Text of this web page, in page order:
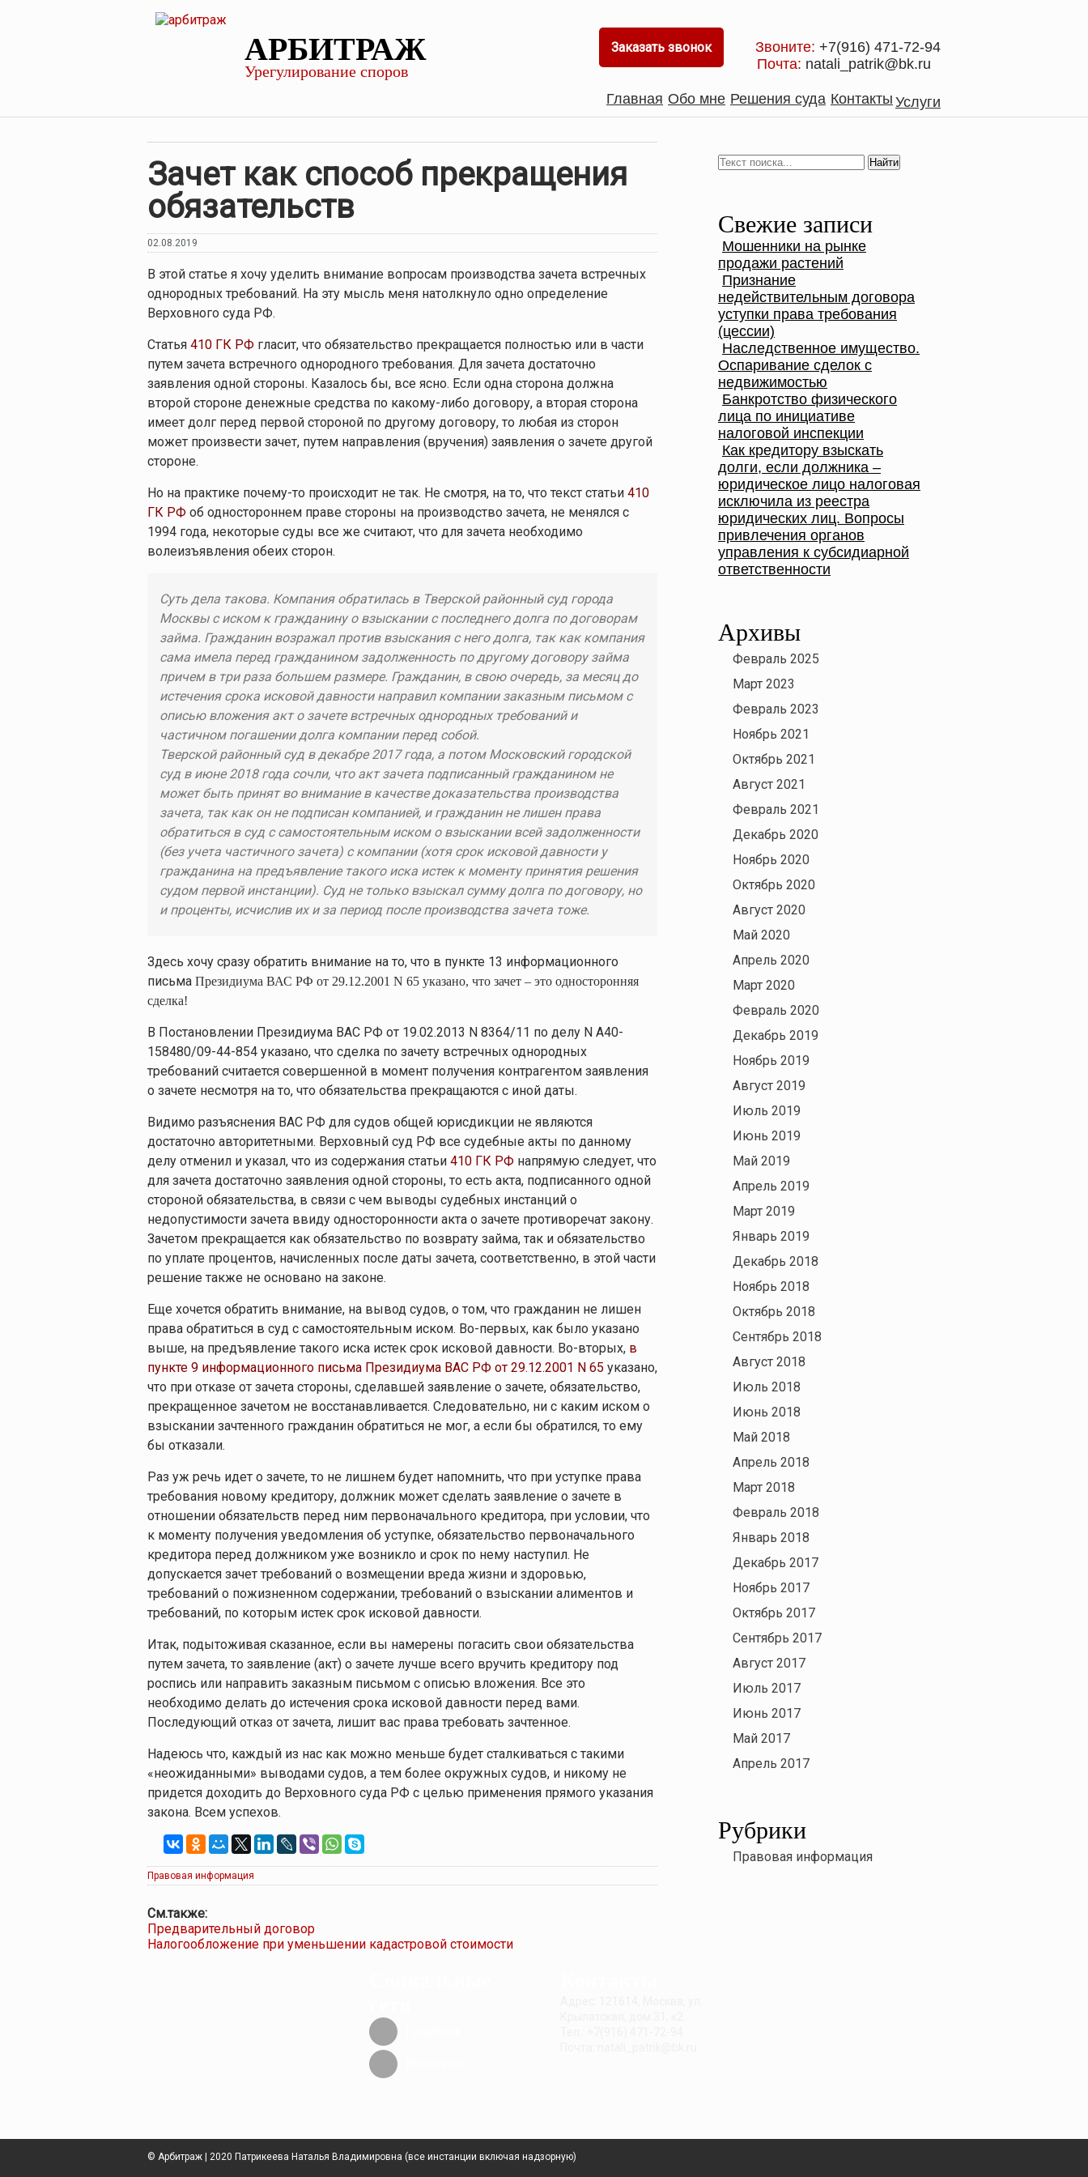
АРБИТРАЖ
Урегулирование споров
Заказать звонок Звоните: +7(916) 471-72-94
Почта: natali_patrik@bk.ru
Главная Обо мне Решения суда Контакты Услуги
Зачет как способ прекращения
обязательств
02.08.2019
В этой статье я хочу уделить внимание вопросам производства зачета встречных
однородных требований. На эту мысль меня натолкнуло одно определение
Верховного суда РФ.
Статья 410 ГК РФ гласит, что обязательство прекращается полностью или в части
путем зачета встречного однородного требования. Для зачета достаточно
заявления одной стороны. Казалось бы, все ясно. Если одна сторона должна
второй стороне денежные средства по какому-либо договору, а вторая сторона
имеет долг перед первой стороной по другому договору, то любая из сторон
может произвести зачет, путем направления (вручения) заявления о зачете другой
стороне.
Но на практике почему-то происходит не так. Не смотря, на то, что текст статьи 410
ГК РФ об одностороннем праве стороны на производство зачета, не менялся с
1994 года, некоторые суды все же считают, что для зачета необходимо
волеизъявления обеих сторон.
Суть дела такова. Компания обратилась в Тверской районный суд города
Москвы с иском к гражданину о взыскании с последнего долга по договорам
займа. Гражданин возражал против взыскания с него долга, так как компания
сама имела перед гражданином задолженность по другому договору займа
причем в три раза большем размере. Гражданин, в свою очередь, за месяц до
истечения срока исковой давности направил компании заказным письмом с
описью вложения акт о зачете встречных однородных требований и
частичном погашении долга компании перед собой.
Тверской районный суд в декабре 2017 года, а потом Московский городской
суд в июне 2018 года сочли, что акт зачета подписанный гражданином не
может быть принят во внимание в качестве доказательства производства
зачета, так как он не подписан компанией, и гражданин не лишен права
обратиться в суд с самостоятельным иском о взыскании всей задолженности
(без учета частичного зачета) с компании (хотя срок исковой давности у
гражданина на предъявление такого иска истек к моменту принятия решения
судом первой инстанции). Суд не только взыскал сумму долга по договору, но
и проценты, исчислив их и за период после производства зачета тоже.
Здесь хочу сразу обратить внимание на то, что в пункте 13 информационного
письма Президиума ВАС РФ от 29.12.2001 N 65 указано, что зачет – это односторонняя
сделка!
В Постановлении Президиума ВАС РФ от 19.02.2013 N 8364/11 по делу N А40-
158480/09-44-854 указано, что сделка по зачету встречных однородных
требований считается совершенной в момент получения контрагентом заявления
о зачете несмотря на то, что обязательства прекращаются с иной даты.
Видимо разъяснения ВАС РФ для судов общей юрисдикции не являются
достаточно авторитетными. Верховный суд РФ все судебные акты по данному
делу отменил и указал, что из содержания статьи 410 ГК РФ напрямую следует, что
для зачета достаточно заявления одной стороны, то есть акта, подписанного одной
стороной обязательства, в связи с чем выводы судебных инстанций о
недопустимости зачета ввиду односторонности акта о зачете противоречат закону.
Зачетом прекращается как обязательство по возврату займа, так и обязательство
по уплате процентов, начисленных после даты зачета, соответственно, в этой части
решение также не основано на законе.
Еще хочется обратить внимание, на вывод судов, о том, что гражданин не лишен
права обратиться в суд с самостоятельным иском. Во-первых, как было указано
выше, на предъявление такого иска истек срок исковой давности. Во-вторых, в
пункте 9 информационного письма Президиума ВАС РФ от 29.12.2001 N 65 указано,
что при отказе от зачета стороны, сделавшей заявление о зачете, обязательство,
прекращенное зачетом не восстанавливается. Следовательно, ни с каким иском о
взыскании зачтенного гражданин обратиться не мог, а если бы обратился, то ему
бы отказали.
Раз уж речь идет о зачете, то не лишнем будет напомнить, что при уступке права
требования новому кредитору, должник может сделать заявление о зачете в
отношении обязательств перед ним первоначального кредитора, при условии, что
к моменту получения уведомления об уступке, обязательство первоначального
кредитора перед должником уже возникло и срок по нему наступил. Не
допускается зачет требований о возмещении вреда жизни и здоровью,
требований о пожизненном содержании, требований о взыскании алиментов и
требований, по которым истек срок исковой давности.
Итак, подытоживая сказанное, если вы намерены погасить свои обязательства
путем зачета, то заявление (акт) о зачете лучше всего вручить кредитору под
роспись или направить заказным письмом с описью вложения. Все это
необходимо делать до истечения срока исковой давности перед вами.
Последующий отказ от зачета, лишит вас права требовать зачтенное.
Надеюсь что, каждый из нас как можно меньше будет сталкиваться с такими
«неожиданными» выводами судов, а тем более окружных судов, и никому не
придется доходить до Верховного суда РФ с целью применения прямого указания
закона. Всем успехов.
Правовая информация
См.также:
Предварительный договор
Налогообложение при уменьшении кадастровой стоимости
Свежие записи
Мошенники на рынке
продажи растений
Признание
недействительным договора
уступки права требования
(цессии)
Наследственное имущество.
Оспаривание сделок с
недвижимостью
Банкротство физического
лица по инициативе
налоговой инспекции
Как кредитору взыскать
долги, если должника –
юридическое лицо налоговая
исключила из реестра
юридических лиц. Вопросы
привлечения органов
управления к субсидиарной
ответственности
Архивы
Февраль 2025
Март 2023
Февраль 2023
Ноябрь 2021
Октябрь 2021
Август 2021
Февраль 2021
Декабрь 2020
Ноябрь 2020
Октябрь 2020
Август 2020
Май 2020
Апрель 2020
Март 2020
Февраль 2020
Декабрь 2019
Ноябрь 2019
Август 2019
Июль 2019
Июнь 2019
Май 2019
Апрель 2019
Март 2019
Январь 2019
Декабрь 2018
Ноябрь 2018
Октябрь 2018
Сентябрь 2018
Август 2018
Июль 2018
Июнь 2018
Май 2018
Апрель 2018
Март 2018
Февраль 2018
Январь 2018
Декабрь 2017
Ноябрь 2017
Октябрь 2017
Сентябрь 2017
Август 2017
Июль 2017
Июнь 2017
Май 2017
Апрель 2017
Рубрики
Правовая информация
© Арбитраж | 2020 Патрикеева Наталья Владимировна (все инстанции включая надзорную)